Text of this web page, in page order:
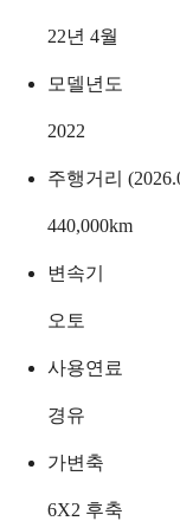
22년 4월
모델년도
2022
주행거리
440,000km
변속기
오토
사용연료
경유
가변축
6X2 후축